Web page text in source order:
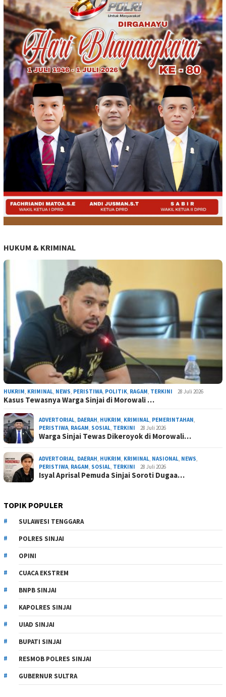
HUKUM & KRIMINAL
HUKRIM KRIMINAL NEWS PERISTIWA POLITIK RAGAM TERKINI 28 Juli 2026
Kasus Tewasnya Warga Sinjai di Morowali …
ADVERTORIAL DAERAH HUKRIM KRIMINAL PEMERINTAHAN
PERISTIWA RAGAM SOSIAL TERKINI 28 Juli 2026
Warga Sinjai Tewas Dikeroyok di Morowali…
ADVERTORIAL DAERAH HUKRIM KRIMINAL NASIONAL NEWS
PERISTIWA RAGAM SOSIAL TERKINI 28 Juli 2026
Isyal Aprisal Pemuda Sinjai Soroti Dugaa…
TOPIK POPULER
SULAWESI TENGGARA
POLRES SINJAI
OPINI
CUACA EKSTREM
BNPB SINJAI
KAPOLRES SINJAI
UIAD SINJAI
BUPATI SINJAI
RESMOB POLRES SINJAI
GUBERNUR SULTRA